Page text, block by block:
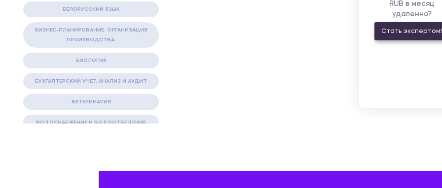
БЕЛОРУССКИЙ ЯЗЫК
БИЗНЕС-ПЛАНИРОВАНИЕ. ОРГАНИЗАЦИЯ
ПРОИЗВОДСТВА.
БИОЛОГИЯ
БУХГАЛТЕРСКИЙ УЧЕТ, АНАЛИЗ И АУДИТ
ВЕТЕРИНАРИЯ
ВОДОСНАБЖЕНИЕ И ВОДООТВЕДЕНИЕ
RUB в месяц
удаленно?
Стать экспертом!